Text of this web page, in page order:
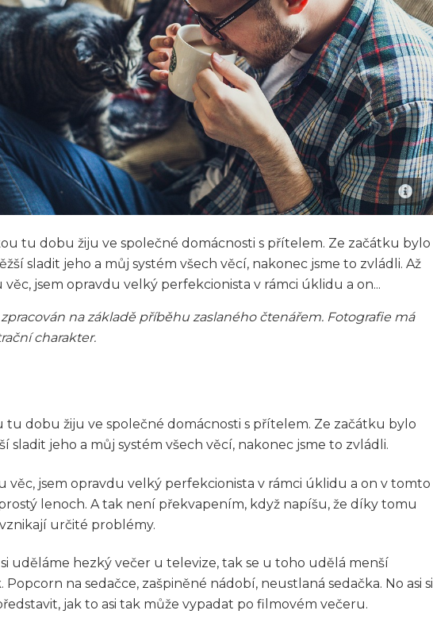
tu dobu žiju ve společné domácnosti s přítelem. Ze začátku bylo
sladit jeho a můj systém všech věcí, nakonec jsme to zvládli. Až
věc, jsem opravdu velký perfekcionista v rámci úklidu a on...
na základě příběhu zaslaného čtenářem. Fotografie má
charakter.
tu dobu žiju ve společné domácnosti s přítelem. Ze začátku bylo
sladit jeho a můj systém všech věcí, nakonec jsme to zvládli.
věc, jsem opravdu velký perfekcionista v rámci úklidu a on v tomto
lenoch. A tak není překvapením, když napíšu, že díky tomu
určité problémy.
si uděláme hezký večer u televize, tak se u toho udělá menší
Popcorn na sedačce, zašpiněné nádobí, neustlaná sedačka. No asi si
jak to asi tak může vypadat po filmovém večeru.